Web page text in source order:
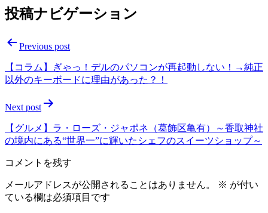
投稿ナビゲーション
Previous post
【コラム】ぎゃっ！デルのパソコンが再起動しない！→純正
以外のキーボードに理由があった？！
Next post
【グルメ】ラ・ローズ・ジャポネ（葛飾区亀有）～香取神社
の境内にある“世界一”に輝いたシェフのスイーツショップ～
コメントを残す
メールアドレスが公開されることはありません。 ※ が付い
ている欄は必須項目です